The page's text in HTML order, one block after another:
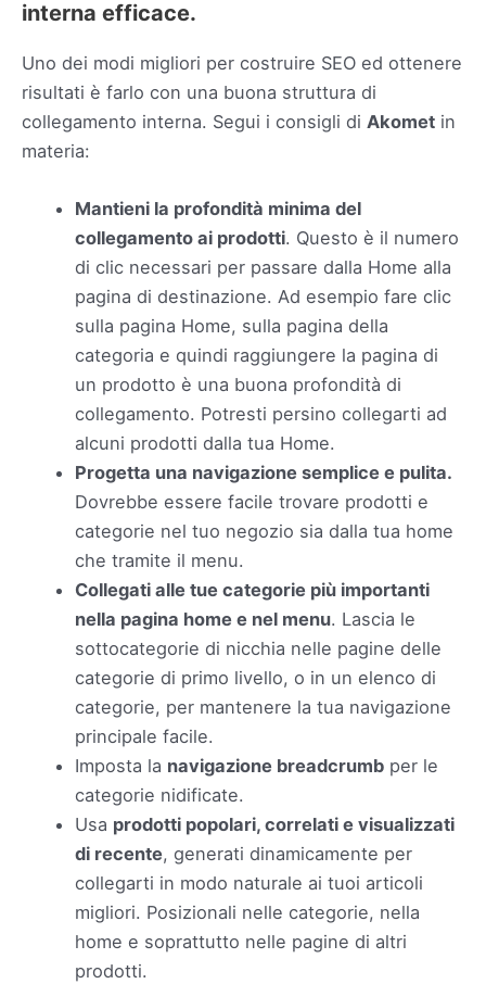
interna efficace.
Uno dei modi migliori per costruire SEO ed ottenere
risultati è farlo con una buona struttura di
collegamento interna. Segui i consigli di Akomet in
materia:
Mantieni la profondità minima del
collegamento ai prodotti. Questo è il numero
di clic necessari per passare dalla Home alla
pagina di destinazione. Ad esempio fare clic
sulla pagina Home, sulla pagina della
categoria e quindi raggiungere la pagina di
un prodotto è una buona profondità di
collegamento. Potresti persino collegarti ad
alcuni prodotti dalla tua Home.
Progetta una navigazione semplice e pulita.
Dovrebbe essere facile trovare prodotti e
categorie nel tuo negozio sia dalla tua home
che tramite il menu.
Collegati alle tue categorie più importanti
nella pagina home e nel menu. Lascia le
sottocategorie di nicchia nelle pagine delle
categorie di primo livello, o in un elenco di
categorie, per mantenere la tua navigazione
principale facile.
Imposta la navigazione breadcrumb per le
categorie nidificate.
Usa prodotti popolari, correlati e visualizzati
di recente, generati dinamicamente per
collegarti in modo naturale ai tuoi articoli
migliori. Posizionali nelle categorie, nella
home e soprattutto nelle pagine di altri
prodotti.